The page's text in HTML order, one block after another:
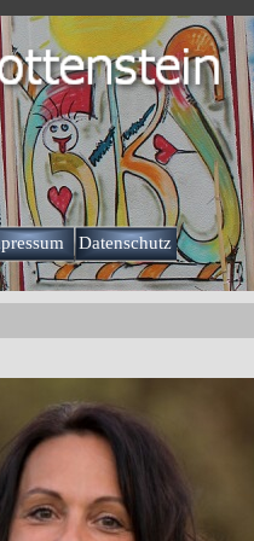
▼ Datenschutz